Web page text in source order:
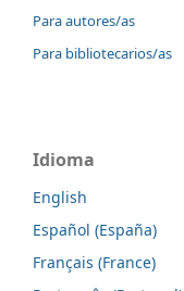
Para autores/as
Para bibliotecarios/as
Idioma
English
Español (España)
Français (France)